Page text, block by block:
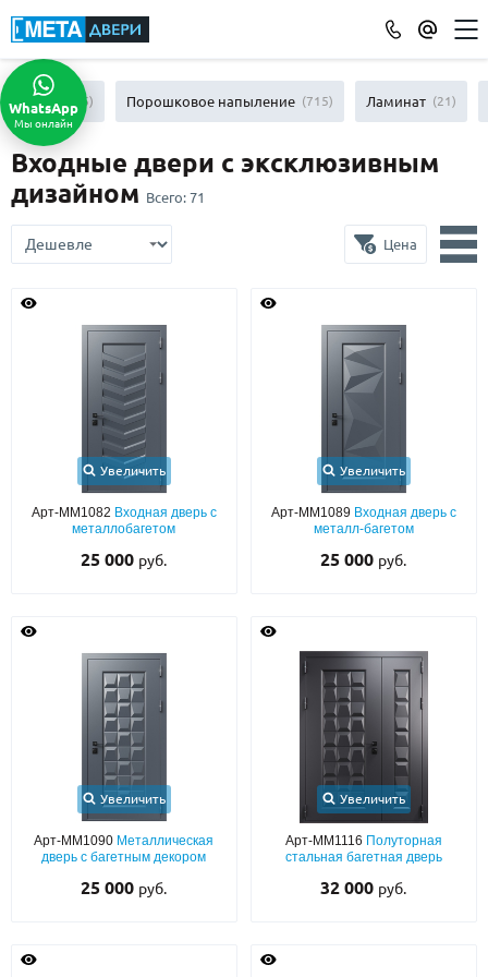
КАТАЛОГ ДВЕРЕЙ
ПО ОТДЕЛКЕ
МДФ(865)
Порошковое напыление (715)
Ламинат(21)
Массив(52)
(13)
С выдавленным рисунком
С металлобагетом(571)
С геометрическим рисунком
С реечным дизайном(29)
ПО КОНСТРУКЦИИ
Популярные двери
Двери со скидкой
ДВЕРИ С ТЕРМОРАЗРЫВОМ
ГАЛЕРЕЯ
МДФ (865) Порошковое напыление (715) Ламинат (21)
Входные двери с эксклюзивным
дизайном Всего: 71
Цена
Увеличить
Арт-ММ1082 Входная дверь с
металлобагетом
25 000 руб.
Увеличить
Арт-ММ1089 Входная дверь с
металл-багетом
25 000 руб.
Увеличить
Арт-ММ1090 Металлическая
дверь с багетным декором
25 000 руб.
Увеличить
Арт-ММ1116 Полуторная
стальная багетная дверь
32 000 руб.
WhatsApp
Мы онлайн